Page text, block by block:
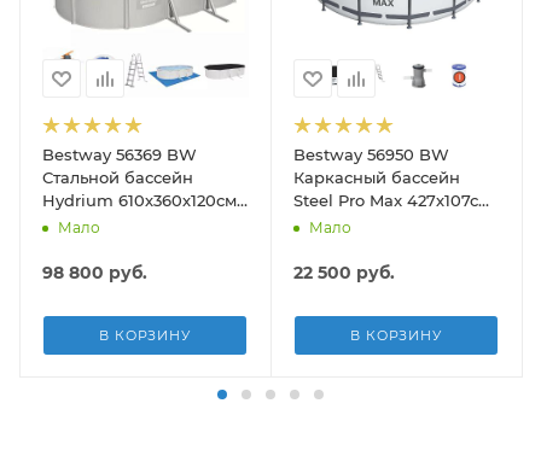
Bestway 56369 BW
Стальной бассейн
Hydrium 610х360х120см,
19929л, песч.фил.-нас
подст.
Мало
98 800 руб.
В КОРЗИНУ
Bestway 56950 BW
Каркасный бассейн
Steel Pro Max 427х107см,
13030л, фил.-насос
Мало
22 500 руб.
В КОРЗИНУ